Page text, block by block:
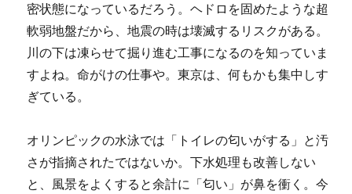
密状態になっているだろう。ヘドロを固めたような超
軟弱地盤だから、地震の時は壊滅するリスクがある。
川の下は凍らせて掘り進む工事になるのを知っていま
すよね。命がけの仕事や。東京は、何もかも集中しす
ぎている。
オリンピックの水泳では「トイレの匂いがする」と汚
さが指摘されたではないか。下水処理も改善しない
と、風景をよくすると余計に「匂い」が鼻を衝く。今